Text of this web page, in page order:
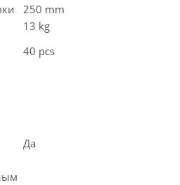
250 mm
13 kg
40 pcs
Да